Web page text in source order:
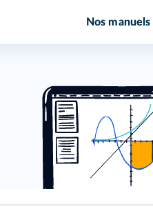
Nos manuels